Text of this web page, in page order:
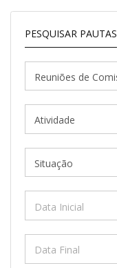
PESQUISAR PAUTAS